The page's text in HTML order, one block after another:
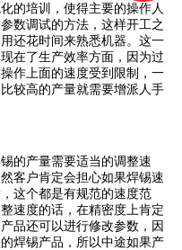
培训，使得主要的操作人
数调试的方法，这样开工之
还花时间来熟悉机器。这一
在了生产效率方面，因为过
作上面的速度受到限制，一
较高的产量就需要增派人手
的产量需要适当的调整速
客户肯定会担心如果焊锡速
这个都是有规范的速度范
速度的话，在精密度上肯定
品还可以进行修改参数，因
焊锡产品，所以中途如果产